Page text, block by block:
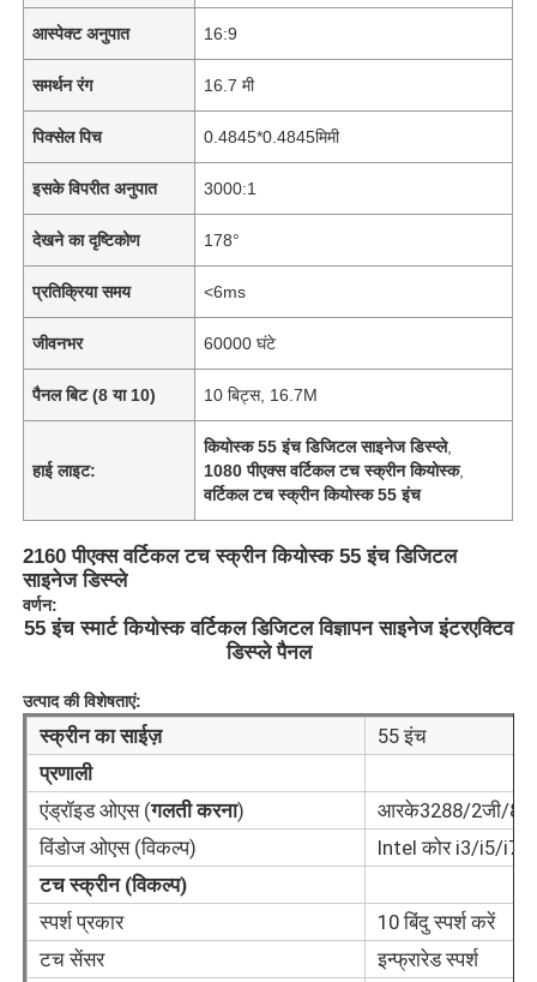
होम
उत्पाद
वीडियो
हमारे बारे में
आस्पेक्ट अनुपात 16:9
समर्थन रंग 16.7 मी
पिक्सेल पिच 0.4845*0.4845मिमी
इसके विपरीत अनुपात 3000:1
देखने का दृष्टिकोण 178°
प्रतिक्रिया समय <6ms
जीवनभर 60000 घंटे
पैनल बिट (8 या 10) 10 बिट्स, 16.7M
हाई लाइट:
कियोस्क 55 इंच डिजिटल साइनेज डिस्प्ले,
1080 पीएक्स वर्टिकल टच स्क्रीन कियोस्क,
वर्टिकल टच स्क्रीन कियोस्क 55 इंच
2160 पीएक्स वर्टिकल टच स्क्रीन कियोस्क 55 इंच डिजिटल
साइनेज डिस्प्ले
वर्णन:
55 इंच स्मार्ट कियोस्क वर्टिकल डिजिटल विज्ञापन साइनेज इंटरएक्टिव
डिस्प्ले पैनल
उत्पाद की विशेषताएं:
स्क्रीन का साईज़
55 इंच
प्रणाली
एंड्रॉइड ओएस (गलती करना)
आरके3288/2जी/
विंडोज ओएस (विकल्प)
Intel कोर i3/i5/i7,
टच स्क्रीन (विकल्प)
स्पर्श प्रकार
10 बिंदु स्पर्श करें
टच सेंसर
इन्फ्रारेड स्पर्श